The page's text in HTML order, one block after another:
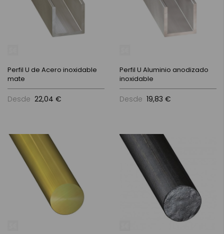
Perfil U de Acero inoxidable
mate
Desde 22,04 €
Perfil U Aluminio anodizado
inoxidable
Desde 19,83 €